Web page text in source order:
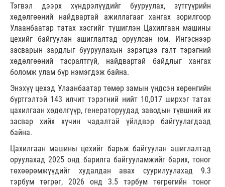
Тэгвэл дээрх хүндрэлүүдийг бууруулах, зүтгүүрийн
хөдөлгөөний найдвартай ажиллагааг хангах зорилгоор
Улаанбаатар татах хэсгийг түшиглэн Цахилгаан машины
цехийг байгуулан ашиглалтад оруулсан юм. Ингэснээр
засварын зардлыг бууруулахын зэрэгцээ галт тэрэгний
хөдөлгөөний тасралтгүй, найдвартай байдлыг хангах
боломж улам бүр нэмэгдэж байна.
Энэхүү цехэд Улаанбаатар төмөр замын үндсэн хөрөнгийн
бүртгэлтэй 143 илчит тэрэгний нийт 10,017 ширхэг татах
цахилгаан хөдөлгүүр, генераторуудад заводын түвшний их
засвар хийх хүчин чадалтай үйлдвэр байгуулагдаад
байна.
Цахилгаан машины цехийг барьж байгуулан ашиглалтад
оруулахад 2025 онд барилга байгууламжийг барих, тоног
төхөөрөмжүүдийг худалдан авах суурилуулахад 9.3
тэрбум төгрөг, 2026 онд 3.5 тэрбум төгрөгийн тоног